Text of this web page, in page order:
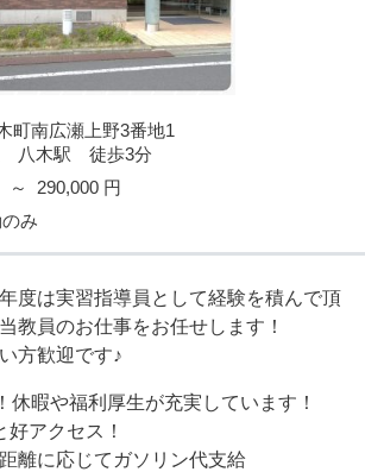
町南広瀬上野3番地1
八木駅 徒歩3分
～ 290,000 円
み
度は実習指導員として経験を積んで頂
教員のお仕事をお任せします！
方歓迎です♪
暇や福利厚生が充実しています！
アクセス！
離に応じてガソリン代支給